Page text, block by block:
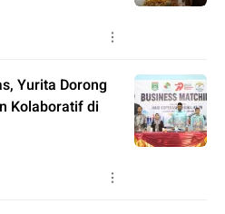
Yurita Dorong
Kolaboratif di